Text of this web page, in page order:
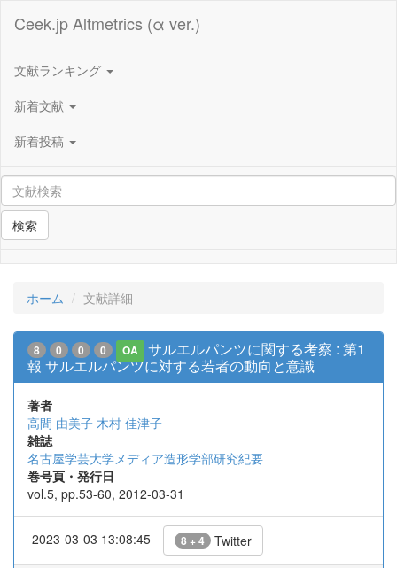
Ceek.jp Altmetrics (α ver.)
文献ランキング
新着文献
新着投稿
検索
ホーム 文献詳細
8 0 0 0 OA
サルエルパンツに関する考察 : 第1
報 サルエルパンツに対する若者の動向と意識
著者
高間 由美子 木村 佳津子
雑誌
名古屋学芸大学メディア造形学部研究紀要
巻号頁・発行日
vol.5, pp.53-60, 2012-03-31
2023-03-03 13:08:45 8 + 4 Twitter